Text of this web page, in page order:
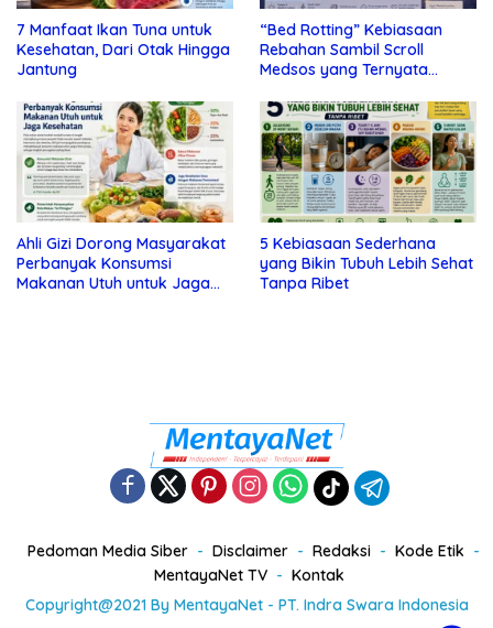
7 Manfaat Ikan Tuna untuk
Kesehatan, Dari Otak Hingga
Jantung
“Bed Rotting” Kebiasaan
Rebahan Sambil Scroll
Medsos yang Ternyata
Ahli Gizi Dorong Masyarakat
Perbanyak Konsumsi
Makanan Utuh untuk Jaga
5 Kebiasaan Sederhana
yang Bikin Tubuh Lebih Sehat
Tanpa Ribet
Pedoman Media Siber Disclaimer Redaksi
Kode Etik
MentayaNet TV
Kontak
Copyright@2021 By MentayaNet - PT. Indra Swara Indonesia